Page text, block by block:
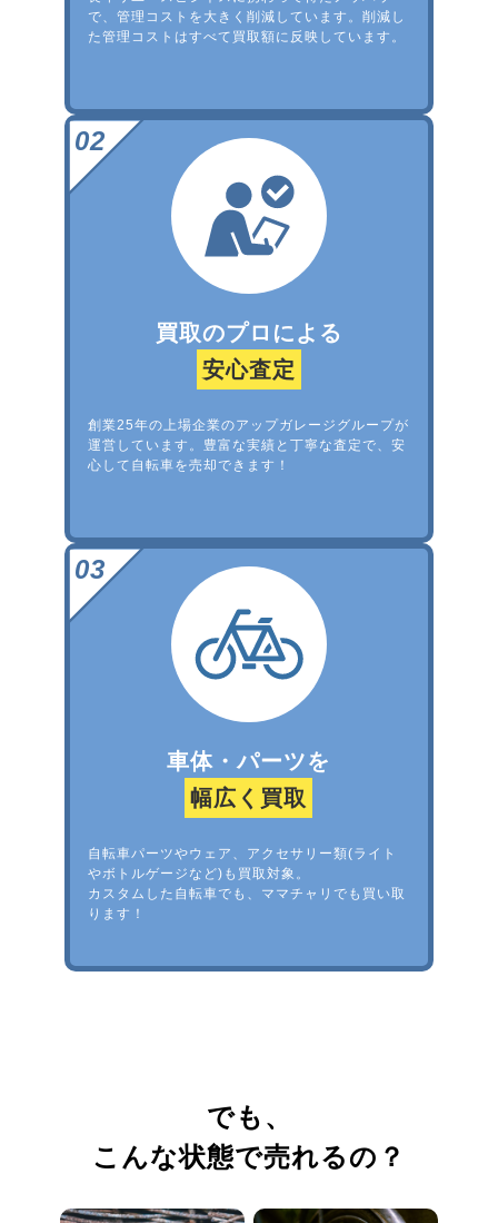
で、管理コストを大きく削減しています。削減し
た管理コストはすべて買取額に反映しています。
買取のプロによる
安心査定
創業25年の上場企業のアップガレージグループが
運営しています。豊富な実績と丁寧な査定で、安
心して自転車を売却できます！
車体・パーツを
幅広く買取
自転車パーツやウェア、アクセサリー類(ライト
やボトルゲージなど)も買取対象。
カスタムした自転車でも、ママチャリでも買い取
ります！
でも、
こんな状態で売れるの？